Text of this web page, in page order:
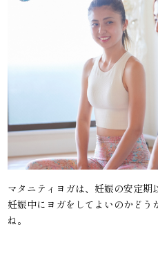
マタニティヨガは、妊娠の安定期
妊娠中にヨガをしてよいのかどう
ね。